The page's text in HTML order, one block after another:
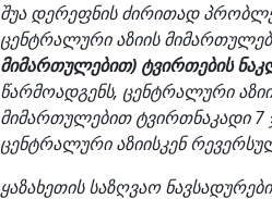
შუა დერეფნის ძირითად
ცენტრალური აზიის
მიმართულებით) ტვირთების
წარმოადგენს, ცენტრალური
მიმართულებით ტვირთნაკადი 7
ცენტრალური აზიისკენ
ყაზახეთის საზღვაო